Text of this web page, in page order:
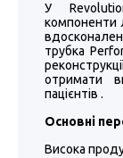
У
компоненти
трубка
отримати
пацієнтів .
Основні
Висока